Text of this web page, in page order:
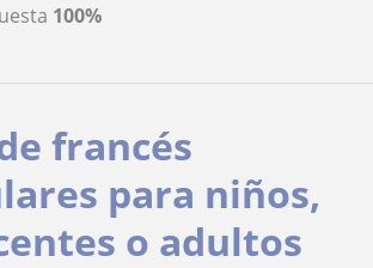
100%
francés
para niños,
o adultos